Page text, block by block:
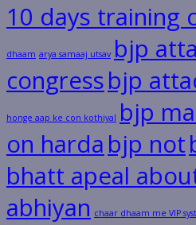
10 days training
dhaam arya samaaj utsav bjp
congressbjp
honge aap ke con kothiyal bjp
on harda bjp not
bhatt apeal
abhiyan chaar dhaam me VIP